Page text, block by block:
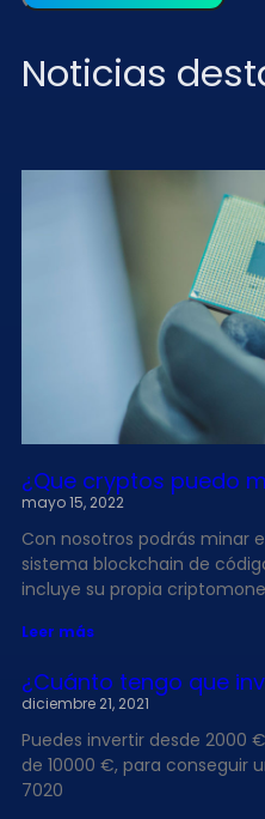
Noticias
¿Que cryptos puedo
mayo 15, 2022
Con nosotros podrás minar
sistema blockchain de
incluye su propia
Leer más
¿Cuánto tengo que
diciembre 21, 2021
Puedes invertir desde 2000
de 10000 €, para conseguir
7020